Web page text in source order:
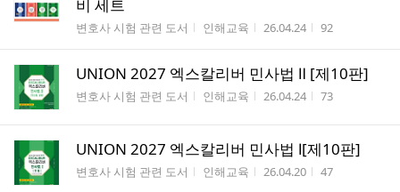
비 세트
게시판명
변호사 시험 관련 도서 작성자
인해교육 작성시간
26.04.24 조회수
92
UNION 2027 엑스칼리버 민사법 Ⅱ [제10판]
게시판명
변호사 시험 관련 도서 작성자
인해교육 작성시간
26.04.24 조회수
73
UNION 2027 엑스칼리버 민사법 Ⅰ[제10판]
게시판명
변호사 시험 관련 도서 작성자
인해교육 작성시간
26.04.20 조회수
47